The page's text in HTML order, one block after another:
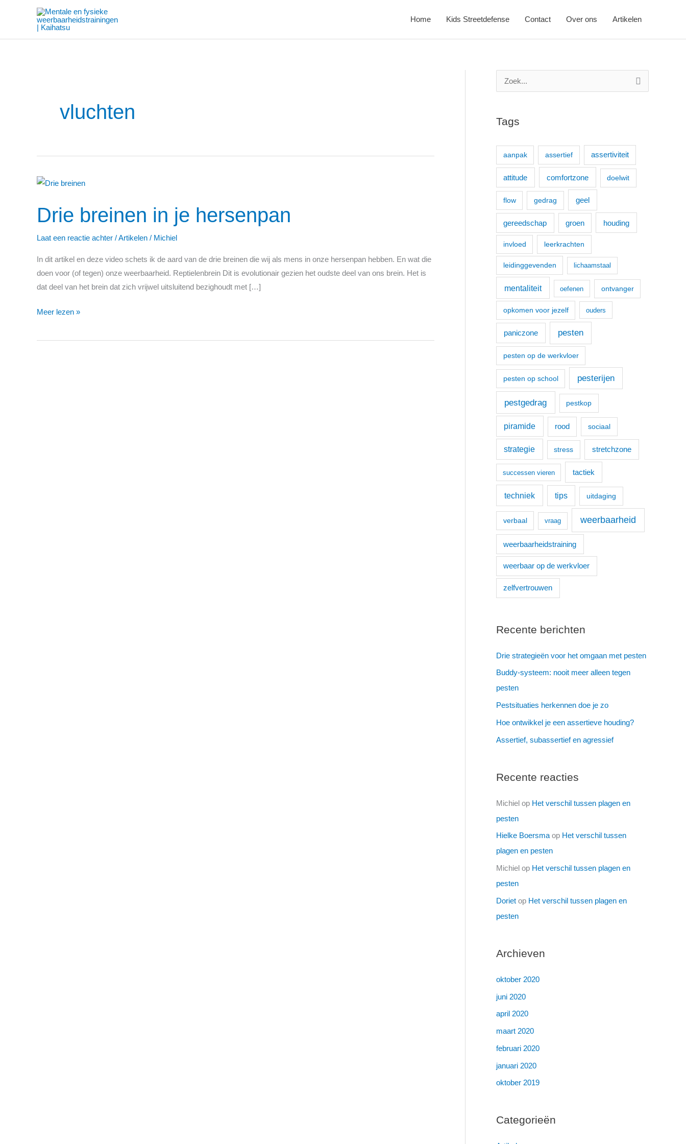
Home Kids Streetdefense Contact Over ons Artikelen
vluchten
Drie breinen in je hersenpan
Laat een reactie achter /Artikelen / Michiel
In dit artikel en deze video schets ik de aard van de drie breinen die wij als mens in onze hersenpan hebben. En wat die
doen voor (of tegen) onze weerbaarheid. Reptielenbrein Dit is evolutionair gezien het oudste deel van ons brein. Het is
dat deel van het brein dat zich vrijwel uitsluitend bezighoudt met […]
Drie
in
je
hersenpan
Meer lezen »
n
r
Tags
aanpak assertief assertiviteit
attitude comfortzone doelwit
flow gedrag geel
gereedschap groen houding
invloed leerkrachten
leidinggevenden lichaamstaal
mentaliteit oefenen ontvanger
opkomen voor jezelf ouders
paniczone pesten
pesten op de werkvloer
pesten op school pesterijen
pestgedrag pestkop
piramide rood sociaal
strategie stress stretchzone
successen vieren tactiek
techniek tips uitdaging
verbaal vraag weerbaarheid
weerbaarheidstraining
weerbaar op de werkvloer
zelfvertrouwen
Recente berichten
Drie strategieën voor het omgaan met pesten
Buddy-systeem: nooit meer alleen tegen
pesten
Pestsituaties herkennen doe je zo
Hoe ontwikkel je een assertieve houding?
Assertief, subassertief en agressief
Recente reacties
Michiel op Het verschil tussen plagen en
pesten
Hielke Boersma op Het verschil tussen
plagen en pesten
Michiel op Het verschil tussen plagen en
pesten
Doriet op Het verschil tussen plagen en
pesten
Archieven
oktober 2020
juni 2020
april 2020
maart 2020
februari 2020
januari 2020
oktober 2019
Categorieën